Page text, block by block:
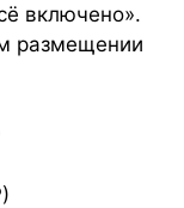
включено».
размещении